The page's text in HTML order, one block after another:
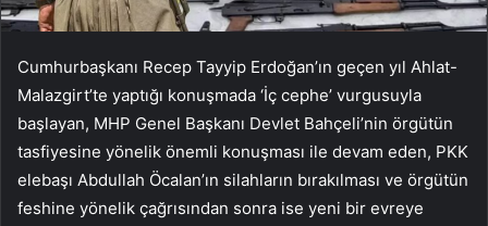
Cumhurbaşkanı Recep Tayyip Erdoğan’ın geçen yıl Ahlat-
Malazgirt’te yaptığı konuşmada ‘İç cephe’ vurgusuyla
başlayan, MHP Genel Başkanı Devlet Bahçeli’nin örgütün
tasfiyesine yönelik önemli konuşması ile devam eden, PKK
elebaşı Abdullah Öcalan’ın silahların bırakılması ve örgütün
feshine yönelik çağrısından sonra ise yeni bir evreye